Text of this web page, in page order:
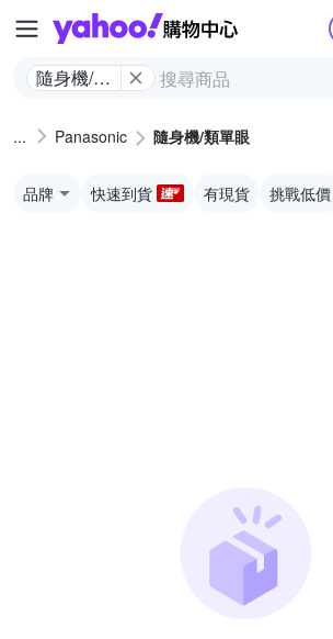
Yahoo購物
隨身機/類
Panasonic 隨身機/類單眼
品牌 快速到貨 有現貨 挑戰低價